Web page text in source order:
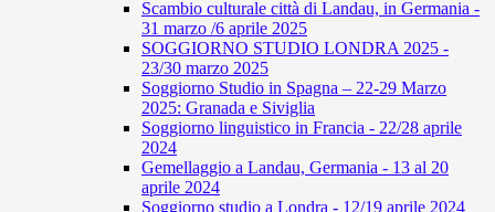
Scambio culturale città di Landau, in Germania -
31 marzo /6 aprile 2025
SOGGIORNO STUDIO LONDRA 2025 -
23/30 marzo 2025
Soggiorno Studio in Spagna – 22-29 Marzo
2025: Granada e Siviglia
Soggiorno linguistico in Francia - 22/28 aprile
2024
Gemellaggio a Landau, Germania - 13 al 20
aprile 2024
Soggiorno studio a Londra - 12/19 aprile 2024